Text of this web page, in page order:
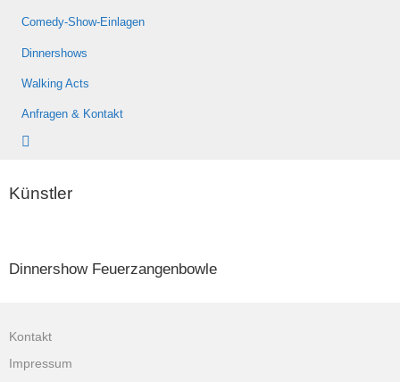
Comedy-Show-Einlagen
Dinnershows
Walking Acts
Anfragen & Kontakt
Künstler
Dinnershow Feuerzangenbowle
Kontakt
Impressum